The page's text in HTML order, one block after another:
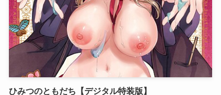
ひみつのともだち【デジタル特装版】